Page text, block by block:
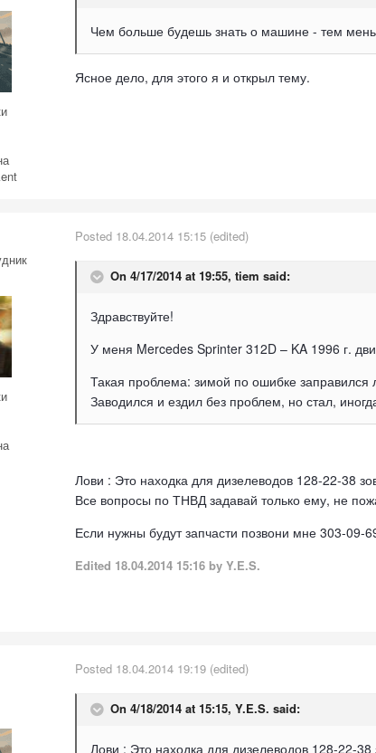
Чем больше будешь знать о машине - тем
Ясное дело, для этого я и открыл тему.
Posted 18.04.2014 15:15 (edited)
On 4/17/2014 at 19:55, tiem said:
Здравствуйте!
У меня Mercedes Sprinter 312D – KA 1996 г.
Такая проблема: зимой по ошибке заправился
Заводился и ездил без проблем, но стал,
Лови : Это находка для дизелеводов 128-22-38
Все вопросы по ТНВД задавай только ему, не
Если нужны будут запчасти позвони мне 303-09-
Edited 18.04.2014 15:16 by Y.E.S.
Posted 18.04.2014 19:19 (edited)
On 4/18/2014 at 15:15, Y.E.S. said:
Лови : Это находка для дизелеводов 128-22-